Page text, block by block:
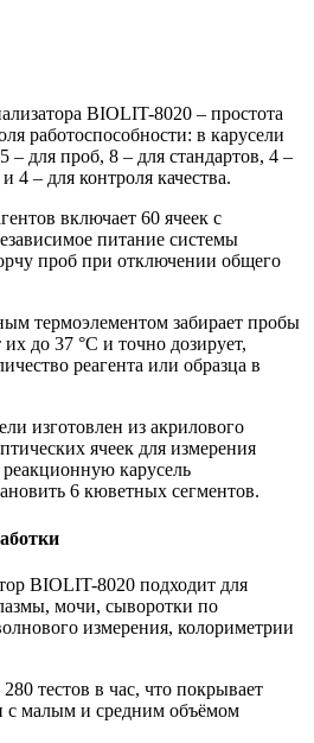
BIOLIT-8020 – простота
работоспособности: в карусели
– для проб, 8 – для стандартов, 4 –
4 – для контроля качества.
включает 60 ячеек с
питание системы
проб при отключении общего
термоэлементом забирает пробы
до 37 °C и точно дозирует,
реагента или образца в
изготовлен из акрилового
ячеек для измерения
карусель
6 кюветных сегментов.
BIOLIT-8020 подходит для
мочи, сыворотки по
измерения, колориметрии
тестов в час, что покрывает
с малым и средним объёмом